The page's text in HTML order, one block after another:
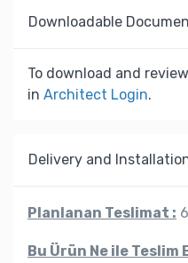
Downloadable
To download and
in Architect Login.
Delivery and
Planlanan Teslimat :
Bu Ürün Ne ile Teslim